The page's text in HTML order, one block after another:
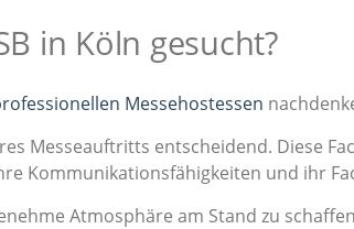
in Köln gesucht?
Messehostessen
Messeauftritts entscheidend. Diese
Kommunikationsfähigkeiten und ihr
Atmosphäre am Stand zu